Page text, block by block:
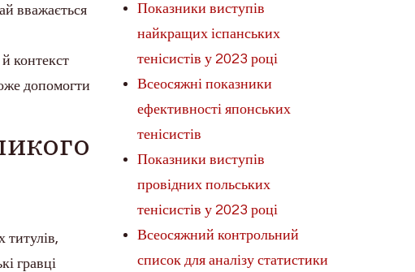
вважається
контекст
допомогти
титулів,
гравці
Показники виступів
найкращих іспанських
тенісистів у 2023 році
Всеосяжні показники
ефективності японських
тенісистів
Показники виступів
провідних польських
тенісистів у 2023 році
Всеосяжний контрольний
список для аналізу статистики